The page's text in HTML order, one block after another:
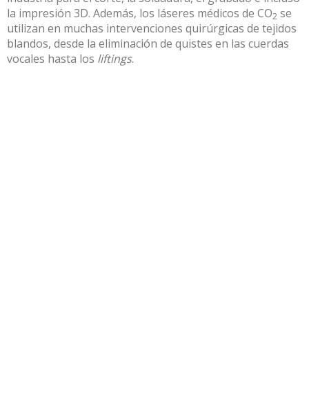
la impresión 3D. Además, los láseres médicos de CO2 se
utilizan en muchas intervenciones quirúrgicas de tejidos
blandos, desde la eliminación de quistes en las cuerdas
vocales hasta los liftings.